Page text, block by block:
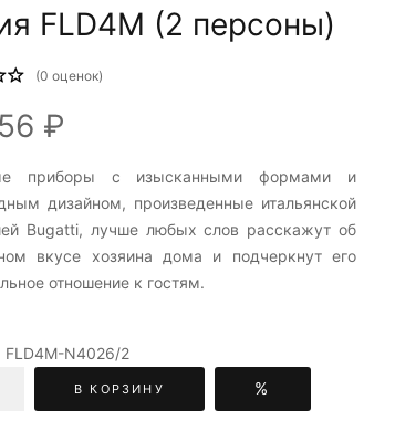
FLD4M (2 персоны)
(0 оценок)
₽
приборы c изысканными формами и
дизайном, произведенные итальянской
Bugatti, лучше любых слов расскажут об
вкусе хозяина дома и подчеркнут его
отношение к гостям.
FLD4M-N4026/2
В КОРЗИНУ %